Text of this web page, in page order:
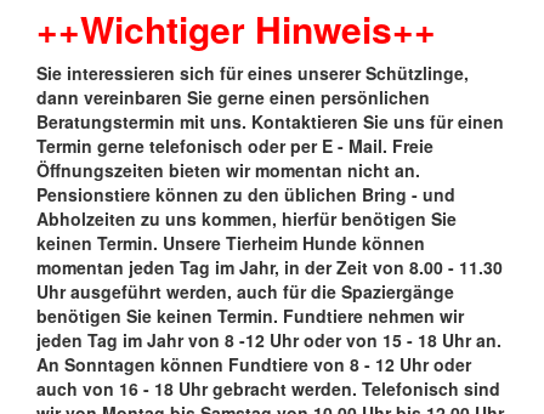
++Wichtiger Hinweis++
Sie interessieren sich für eines unserer Schützlinge,
dann vereinbaren Sie gerne einen persönlichen
Beratungstermin mit uns. Kontaktieren Sie uns für einen
Termin gerne telefonisch oder per E - Mail. Freie
Öffnungszeiten bieten wir momentan nicht an.
Pensionstiere können zu den üblichen Bring - und
Abholzeiten zu uns kommen, hierfür benötigen Sie
keinen Termin. Unsere Tierheim Hunde können
momentan jeden Tag im Jahr, in der Zeit von 8.00 - 11.30
Uhr ausgeführt werden, auch für die Spaziergänge
benötigen Sie keinen Termin. Fundtiere nehmen wir
jeden Tag im Jahr von 8 -12 Uhr oder von 15 - 18 Uhr an.
An Sonntagen können Fundtiere von 8 - 12 Uhr oder
auch von 16 - 18 Uhr gebracht werden. Telefonisch sind